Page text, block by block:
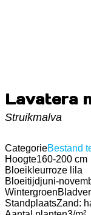
Lavatera
Struikmalva
CategorieBestand
Hoogte160-200 cm
Bloeikleurroze lila
Bloeitijdjuni-
Wintergroen
StandplaatsZand: